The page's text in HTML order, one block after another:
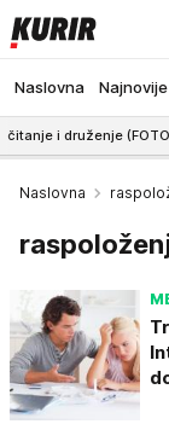
Naslovna Najnovije
(FOTO) 3:00
Naslovna